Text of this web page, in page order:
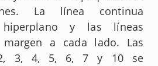
La línea continua
y las líneas
a cada lado. Las
2, 3, 4, 5, 6, 7 y 10 se